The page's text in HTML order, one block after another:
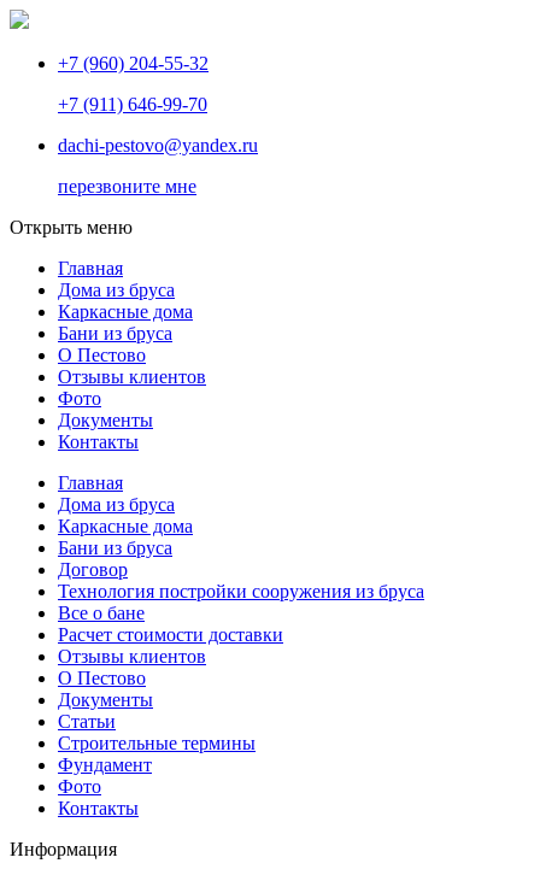
+7 (960) 204-55-32
+7 (911) 646-99-70
dachi-pestovo@yandex.ru
перезвоните мне
Открыть меню
Главная
Дома из бруса
Каркасные дома
Бани из бруса
О Пестово
Отзывы клиентов
Фото
Документы
Контакты
Главная
Дома из бруса
Каркасные дома
Бани из бруса
Договор
Технология постройки сооружения из бруса
Все о бане
Расчет стоимости доставки
Отзывы клиентов
О Пестово
Документы
Статьи
Строительные термины
Фундамент
Фото
Контакты
Информация